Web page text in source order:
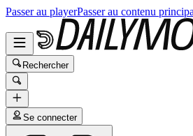
Passer au playerPasser au contenu
Rechercher
Se connecter